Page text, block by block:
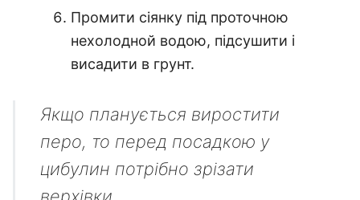
Промити сіянку під проточною
нехолодной водою, підсушити і
висадити в грунт.
Якщо планується виростити
перо, то перед посадкою у
цибулин потрібно зрізати
верхівки.